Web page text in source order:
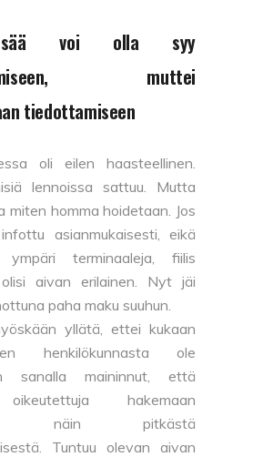
sää voi olla syy
muttei
tiedottamiseen
oli eilen haasteellinen.
lennoissa sattuu. Mutta
miten homma hoidetaan. Jos
asianmukaisesti, eikä
ympäri terminaaleja, fiilis
aivan erilainen. Nyt jäi
paha maku suuhun.
yllätä, ettei kukaan
henkilökunnasta ole
sanalla maininnut, että
hakemaan
näin pitkästä
Tuntuu olevan aivan